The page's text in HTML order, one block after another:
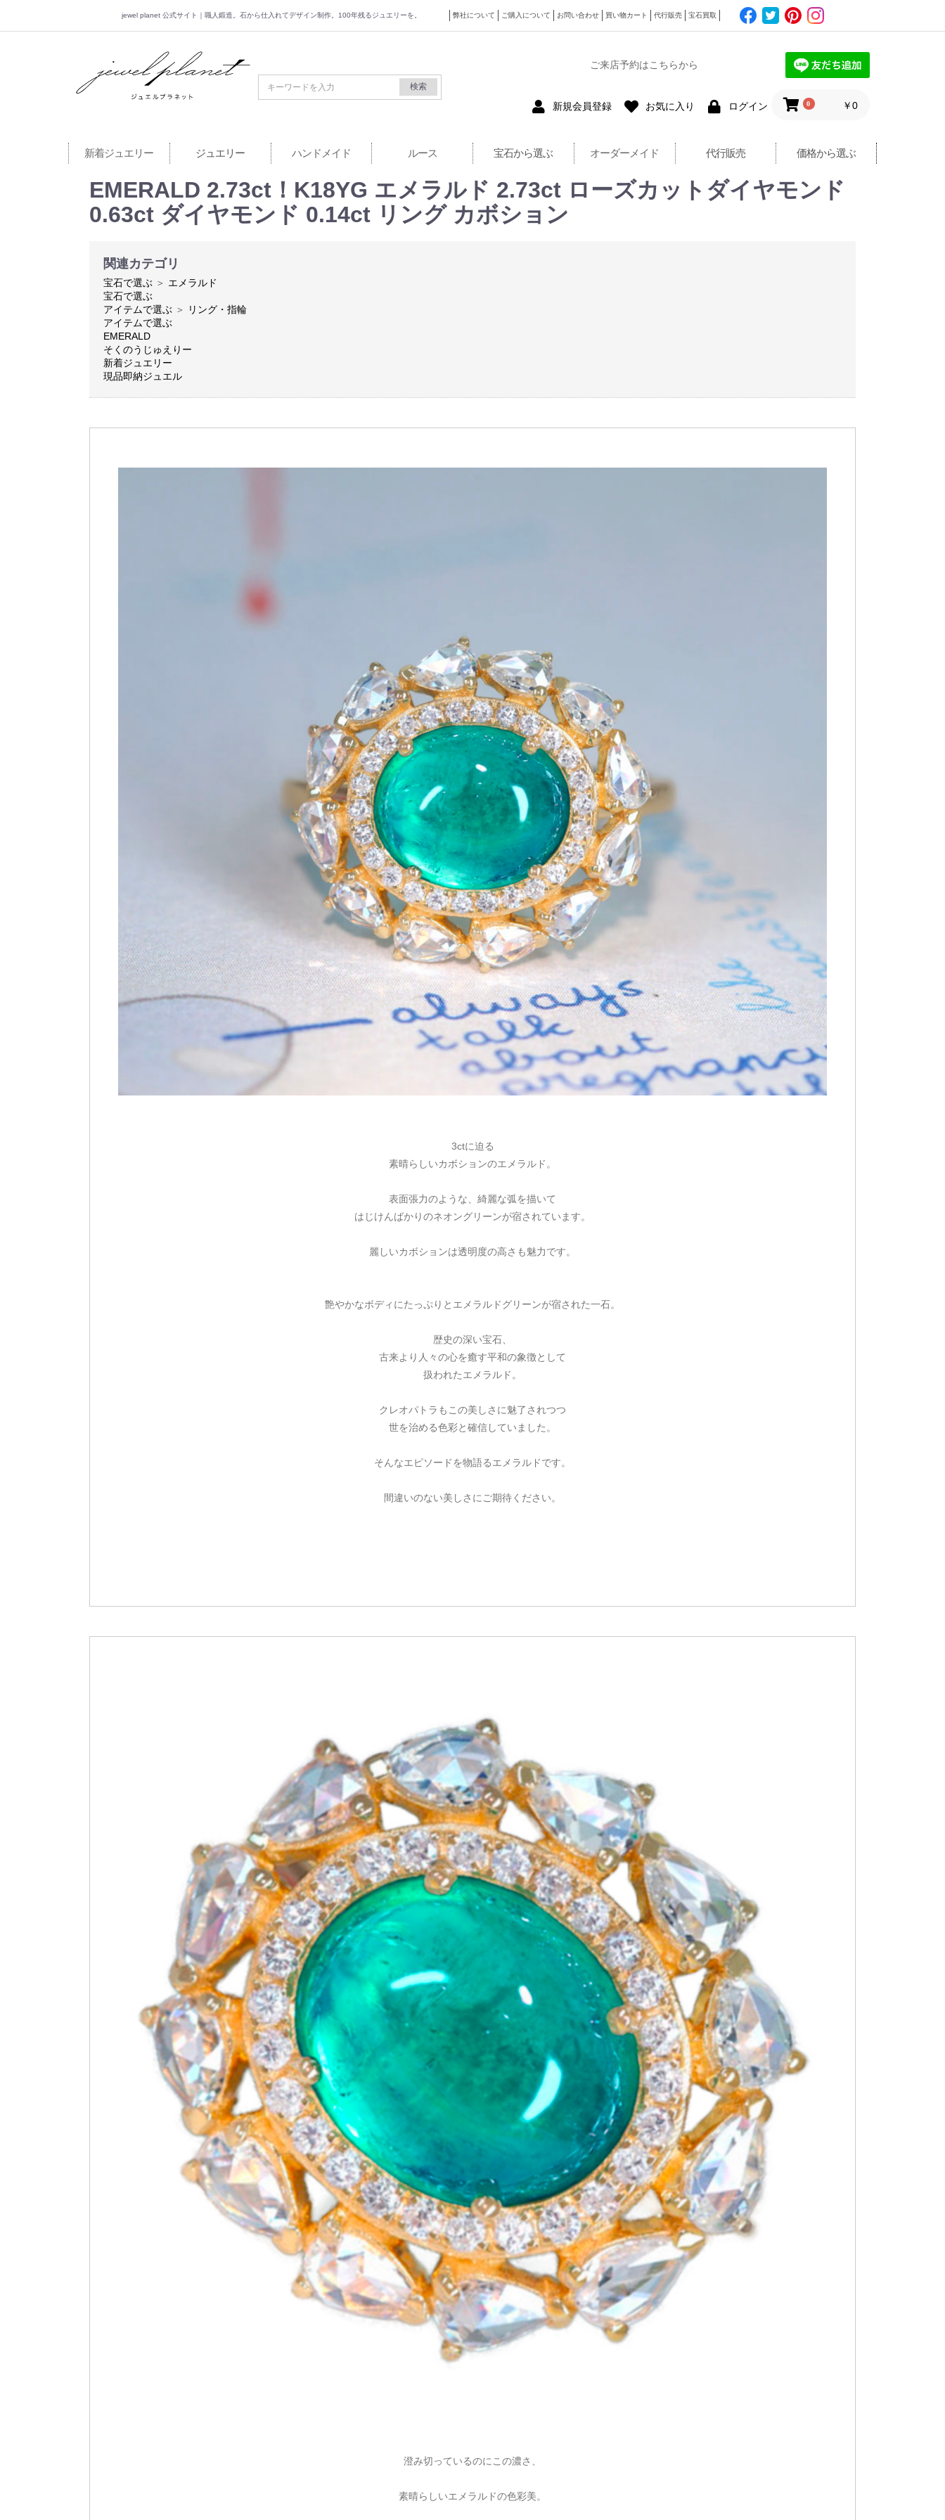
jewel planet 公式サイト｜職人鍛造。石から仕入れてデザイン制作。100年残るジュエリーを。 弊社について ご購入について お問い合わせ 買い物カート 代行販売 宝石買取
jewel planet 公式サイト
検索
ご来店予約はこちらから
新規会員登録 お気に入り ログイン 0 ￥0
新着ジュエリー ジュエリー ハンドメイド ルース 宝石から選ぶ オーダーメイド 代行販売 価格から選ぶ
EMERALD 2.73ct！K18YG エメラルド 2.73ct ローズカットダイヤモンド
0.63ct ダイヤモンド 0.14ct リング カボション
関連カテゴリ
宝石で選ぶ ＞ エメラルド
宝石で選ぶ
アイテムで選ぶ ＞
リング・指輪
アイテムで選ぶ
EMERALD
そくのうじゅえりー
新着ジュエリー
現品即納ジュエル
3ctに迫る
素晴らしいカボションのエメラルド。
表面張力のような、綺麗な弧を描いて
はじけんばかりのネオングリーンが宿されています。
麗しいカボションは透明度の高さも魅力です。
艶やかなボディにたっぷりとエメラルドグリーンが宿された一石。
歴史の深い宝石、
古来より人々の心を癒す平和の象徴として
扱われたエメラルド。
クレオパトラもこの美しさに魅了されつつ
世を治める色彩と確信していました。
そんなエピソードを物語るエメラルドです。
間違いのない美しさにご期待ください。
澄み切っているのにこの濃さ、
素晴らしいエメラルドの色彩美。